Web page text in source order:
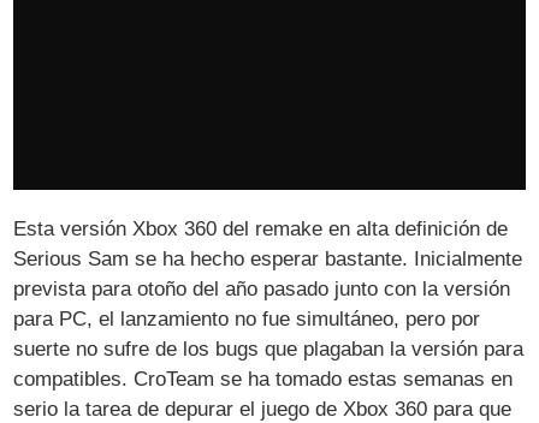
Esta versión Xbox 360 del remake en alta definición de
Serious Sam se ha hecho esperar bastante. Inicialmente
prevista para otoño del año pasado junto con la versión
para PC, el lanzamiento no fue simultáneo, pero por
suerte no sufre de los bugs que plagaban la versión para
compatibles. CroTeam se ha tomado estas semanas en
serio la tarea de depurar el juego de Xbox 360 para que